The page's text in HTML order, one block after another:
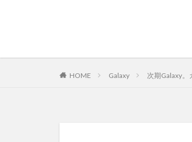
HOME Galaxy 次期Galaxy